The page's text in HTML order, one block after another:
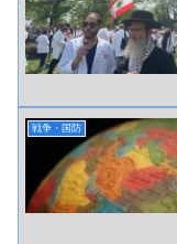
戦争・国防